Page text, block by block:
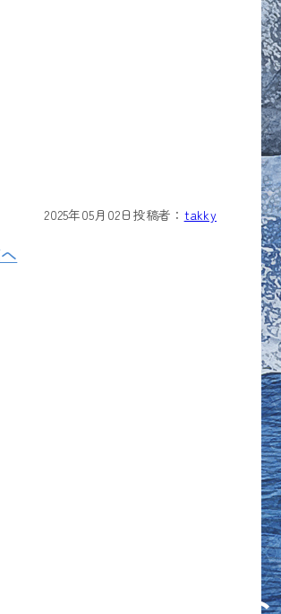
2025年05月02日 投稿者： takky